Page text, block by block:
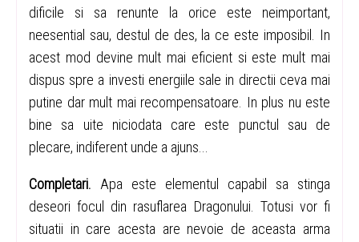
dificile si sa renunte la orice este neimportant,
neesential sau, destul de des, la ce este imposibil. In
acest mod devine mult mai eficient si este mult mai
dispus spre a investi energiile sale in directii ceva mai
putine dar mult mai recompensatoare. In plus nu este
bine sa uite niciodata care este punctul sau de
plecare, indiferent unde a ajuns...
Completari. Apa este elementul capabil sa stinga
deseori focul din rasuflarea Dragonului. Totusi vor fi
situatii in care acesta are nevoie de aceasta arma